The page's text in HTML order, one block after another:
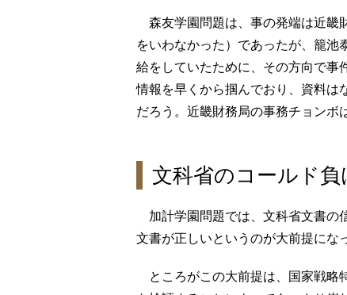
森友学園問題は、事の発端は近畿
をいわなかった）であったが、籠池
給をしていたために、その方向で事
情報を早くから掴んでおり、資料は
だろう。近畿財務局の事務チョンボ
文科省のコールド負
加計学園問題では、文科省文書の
文書が正しいというのが大前提にな
ところがこの大前提は、国家戦略